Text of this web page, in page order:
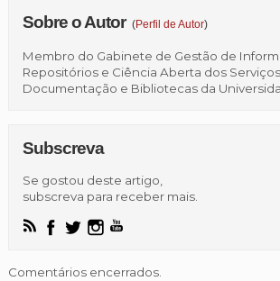
Sobre o Autor (Perfil de Autor)
Membro do Gabinete de Gestão de
Repositórios e Ciência Aberta dos
Documentação e Bibliotecas da
Subscreva
Se gostou deste artigo,
subscreva para receber mais.
Comentários encerrados.